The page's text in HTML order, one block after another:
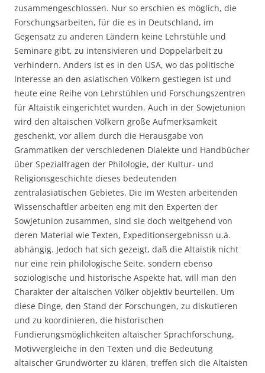
zusammengeschlossen. Nur so erschien es möglich, die
Forschungsarbeiten, für die es in Deutschland, im
Gegensatz zu anderen Ländern keine Lehrstühle und
Seminare gibt, zu intensivieren und Doppelarbeit zu
verhindern. Anders ist es in den USA, wo das politische
Interesse an den asiatischen Völkern gestiegen ist und
heute eine Reihe von Lehrstühlen und Forschungszentren
für Altaistik eingerichtet wurden. Auch in der Sowjetunion
wird den altaischen Völkern große Aufmerksamkeit
geschenkt, vor allem durch die Herausgabe von
Grammatiken der verschiedenen Dialekte und Handbücher
über Spezialfragen der Philologie, der Kultur- und
Religionsgeschichte dieses bedeutenden
zentralasiatischen Gebietes. Die im Westen arbeitenden
Wissen­schaftler arbeiten eng mit den Experten der
Sowjetunion zusammen, sind sie doch weitgehend von
deren Material wie Texten, Expeditionsergebnissn u.ä.
abhängig. Jedoch hat sich gezeigt, daß die Altaistik nicht
nur eine rein philologische Seite, sondern ebenso
soziologische und historische Aspekte hat, will man den
Charakter der altaischen Völker objektiv beurteilen. Um
diese Dinge, den Stand der Forschungen, zu diskutieren
und zu koordinieren, die historischen
Fundierungsmöglichkeiten altaischer Sprachforschung,
Motivvergleiche in den Texten und die Bedeutung
altaischer Grundwörter zu klären, treffen sich die Altaisten